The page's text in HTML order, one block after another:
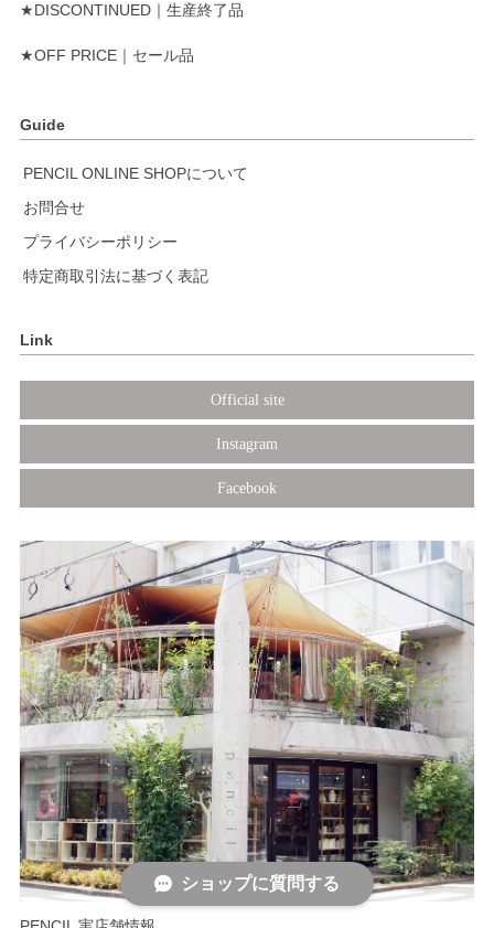
★DISCONTINUED｜生産終了品
★OFF PRICE｜セール品
Guide
PENCIL ONLINE SHOPについて
お問合せ
プライバシーポリシー
特定商取引法に基づく表記
Link
Official site
Instagram
Facebook
ショップに質問する